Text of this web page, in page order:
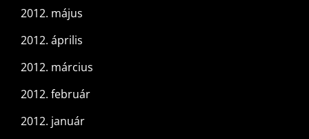
2012. május
2012. április
2012. március
2012. február
2012. január